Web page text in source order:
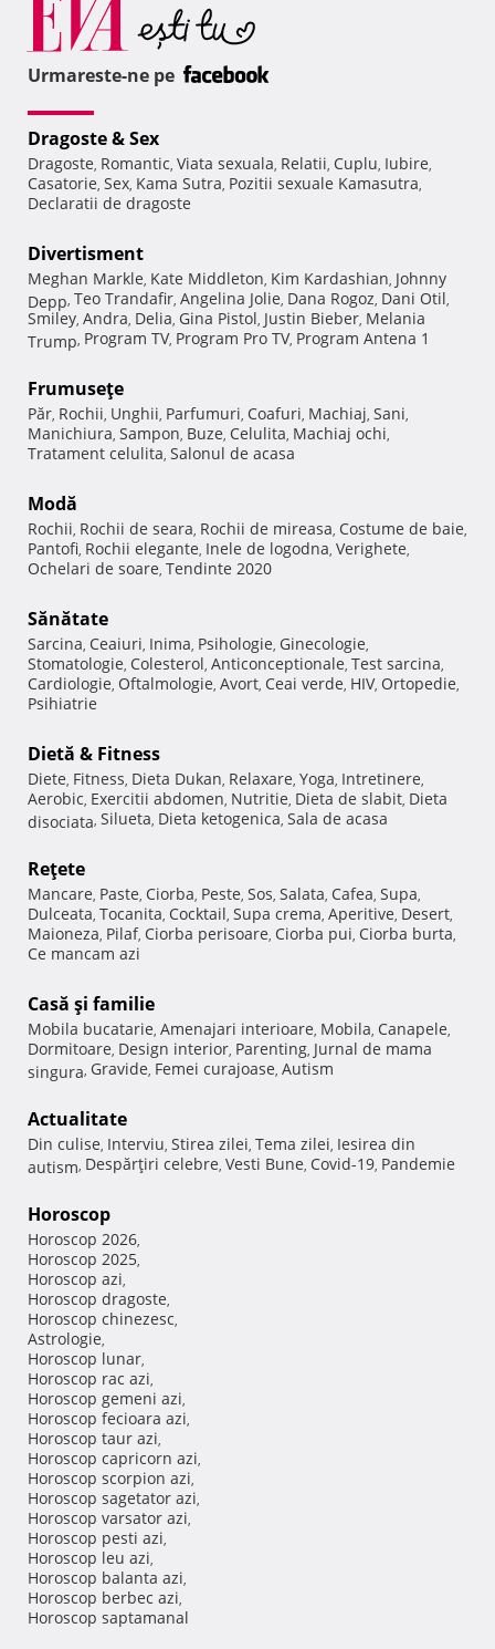
Urmareste-ne pe
Dragoste & Sex
Dragoste, Romantic, Viata sexuala, Relatii, Cuplu, Iubire,
Casatorie, Sex, Kama Sutra, Pozitii sexuale Kamasutra,
Declaratii de dragoste
Divertisment
Meghan Markle, Kate Middleton, Kim Kardashian, Johnny
Depp, Teo Trandafir, Angelina Jolie, Dana Rogoz, Dani Otil,
Smiley, Andra, Delia, Gina Pistol, Justin Bieber, Melania
Trump, Program TV, Program Pro TV, Program Antena 1
Frumuseţe
Păr, Rochii, Unghii, Parfumuri, Coafuri, Machiaj, Sani,
Manichiura, Sampon, Buze, Celulita, Machiaj ochi,
Tratament celulita, Salonul de acasa
Modă
Rochii, Rochii de seara, Rochii de mireasa, Costume de baie,
Pantofi, Rochii elegante, Inele de logodna, Verighete,
Ochelari de soare, Tendinte 2020
Sănătate
Sarcina, Ceaiuri, Inima, Psihologie, Ginecologie,
Stomatologie, Colesterol, Anticonceptionale, Test sarcina,
Cardiologie, Oftalmologie, Avort, Ceai verde, HIV, Ortopedie,
Psihiatrie
Dietă & Fitness
Diete, Fitness, Dieta Dukan, Relaxare, Yoga, Intretinere,
Aerobic, Exercitii abdomen, Nutritie, Dieta de slabit, Dieta
disociata, Silueta, Dieta ketogenica, Sala de acasa
Reţete
Mancare, Paste, Ciorba, Peste, Sos, Salata, Cafea, Supa,
Dulceata, Tocanita, Cocktail, Supa crema, Aperitive, Desert,
Maioneza, Pilaf, Ciorba perisoare, Ciorba pui, Ciorba burta,
Ce mancam azi
Casă şi familie
Mobila bucatarie, Amenajari interioare, Mobila, Canapele,
Dormitoare, Design interior, Parenting, Jurnal de mama
singura, Gravide, Femei curajoase, Autism
Actualitate
Din culise, Interviu, Stirea zilei, Tema zilei, Iesirea din
autism, Despărţiri celebre, Vesti Bune, Covid-19, Pandemie
Horoscop
Horoscop 2026,
Horoscop 2025,
Horoscop azi,
Horoscop dragoste,
Horoscop chinezesc,
Astrologie,
Horoscop lunar,
Horoscop rac azi,
Horoscop gemeni azi,
Horoscop fecioara azi,
Horoscop taur azi,
Horoscop capricorn azi,
Horoscop scorpion azi,
Horoscop sagetator azi,
Horoscop varsator azi,
Horoscop pesti azi,
Horoscop leu azi,
Horoscop balanta azi,
Horoscop berbec azi,
Horoscop saptamanal